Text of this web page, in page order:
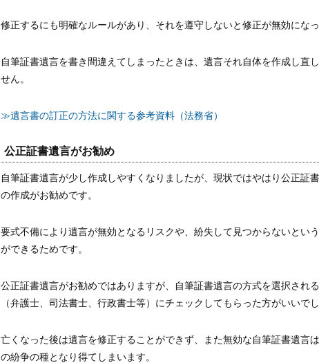
修正するにも明確なルールがあり、それを遵守しないと修正が無効になっ
自筆証書遺言を書き間違えてしまったときは、遺言それ自体を作成し直
せん。
≫遺言書の訂正の方法に関する参考資料（法務省）
公正証書遺言がお勧め
自筆証書遺言が少し作成しやすくなりましたが、現状ではやはり公正証
の作成がお勧めです。
要式不備により遺言が無効となるリスクや、紛失して見つからないとい
ができるためです。
公正証書遺言がお勧めではありますが、自筆証書遺言の方式を選択され
（弁護士、司法書士、行政書士等）にチェックしてもらった方がいいでし
亡くなった後は遺言を修正することができず、また無効な自筆証書遺言
の紛争の種となり得てしまいます。